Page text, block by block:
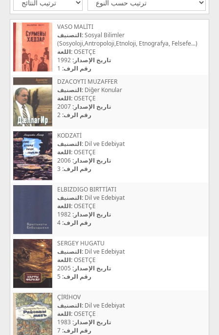
VASO MALİTI
التصنيف:Sosyal Bilimler
(Sosyoloji,Antropoloji,Etnoloji, Etnografya, Felsefe...)
اللغة:OSETÇE
تاريخ الإصدار:
رقم الرف:
DZACOYTI MUZAFFER
التصنيف: Diğer Konular
اللغة:OSETÇE
تاريخ الإصدار:
رقم الرف:
KODZATİ
التصنيف: Dil ve Edebiyat
اللغة:OSETÇE
تاريخ الإصدار:
رقم الرف:
ELBIZDIGO BIRTTİATI
التصنيف: Dil ve Edebiyat
اللغة:OSETÇE
تاريخ الإصدار:
رقم الرف:
SERGEY HUGATU
التصنيف: Dil ve Edebiyat
اللغة:OSETÇE
تاريخ الإصدار:
رقم الرف:
ÇİRİHOV
التصنيف: Dil ve Edebiyat
اللغة:OSETÇE
تاريخ الإصدار:
رقم الرف: